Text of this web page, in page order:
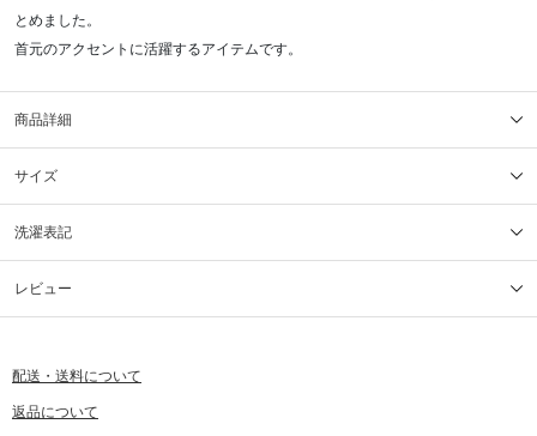
とめました。
首元のアクセントに活躍するアイテムです。
商品詳細
サイズ
洗濯表記
レビュー
配送・送料について
返品について